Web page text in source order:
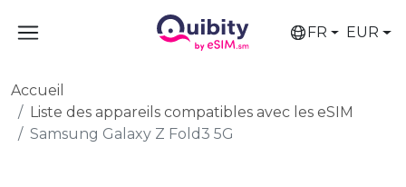
FR EUR
Accueil
Liste des appareils compatibles avec les eSIM
Samsung Galaxy Z Fold3 5G